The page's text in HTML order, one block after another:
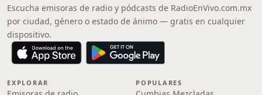
Escucha emisoras de radio y pódcasts de RadioEnVivo.com.mx
por ciudad, género o estado de ánimo — gratis en cualquier
dispositivo.
EXPLORAR POPULARES